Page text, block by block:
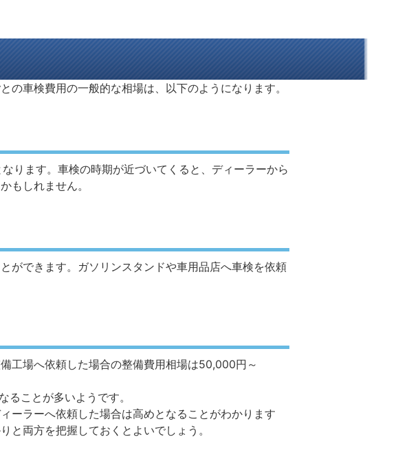
車検費用の一般的な相場は、以下のようになります。
ります。車検の時期が近づいてくると、ディーラーから
もしれません。
ができます。ガソリンスタンドや車用品店へ車検を依頼
工場へ依頼した場合の整備費用相場は50,000円～
ことが多いようです。
ーラーへ依頼した場合は高めとなることがわかります
と両方を把握しておくとよいでしょう。